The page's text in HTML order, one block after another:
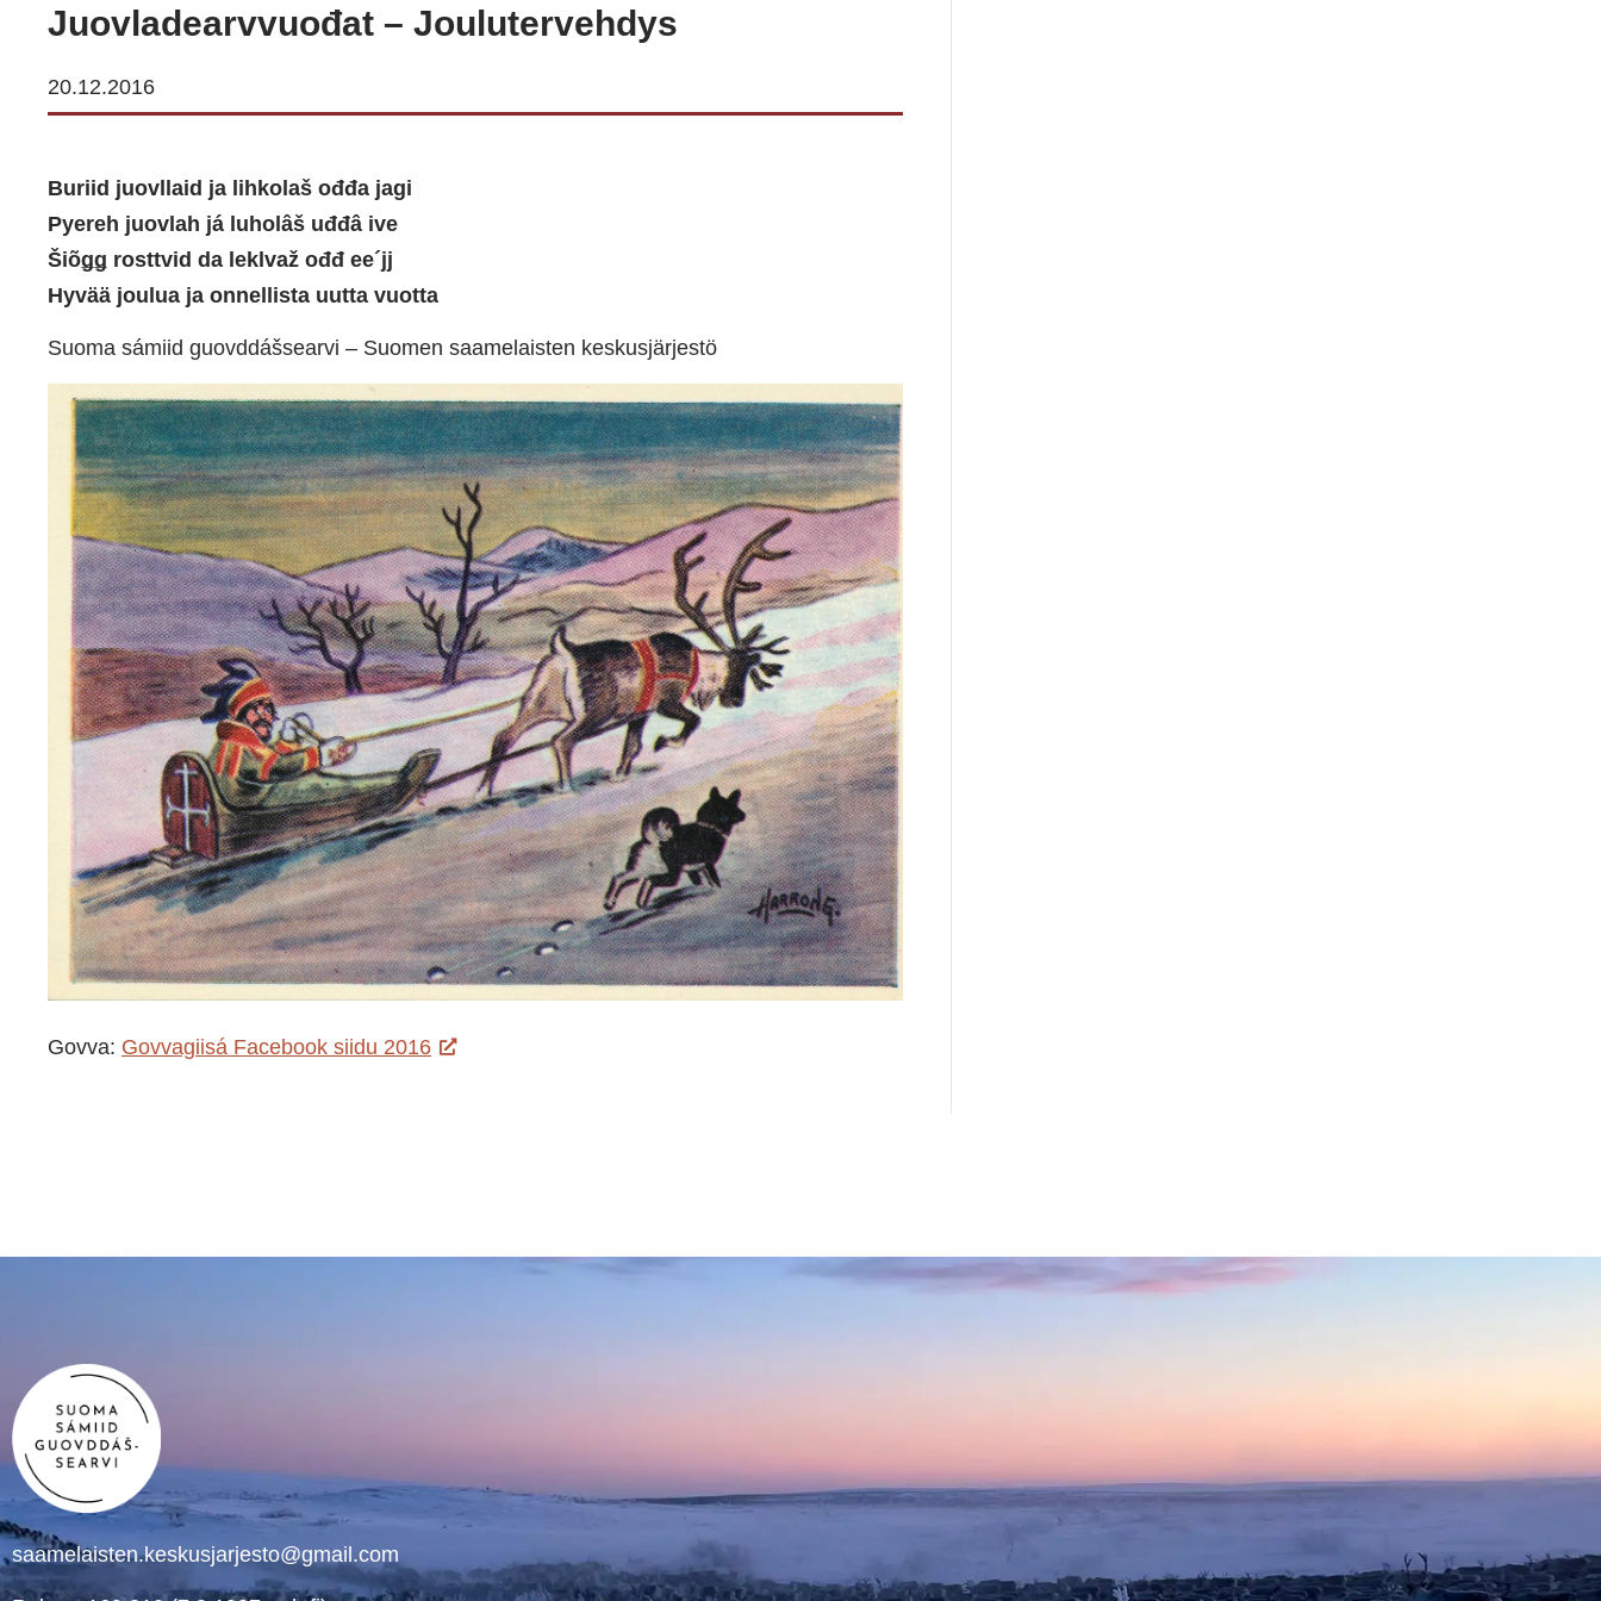
Juovladearvvuođat – Joulutervehdys
20.12.2016
Buriid juovllaid ja lihkolaš ođđa jagi
Pyereh juovlah já luholâš uđđâ ive
Šiõǥǥ rosttvid da leklvaž ođđ ee´jj
Hyvää joulua ja onnellista uutta vuotta
Suoma sámiid guovddášsearvi – Suomen saamelaisten keskusjärjestö
Govva: Govvagiisá Facebook siidu 2016
saamelaisten.keskusjarjesto@gmail.com